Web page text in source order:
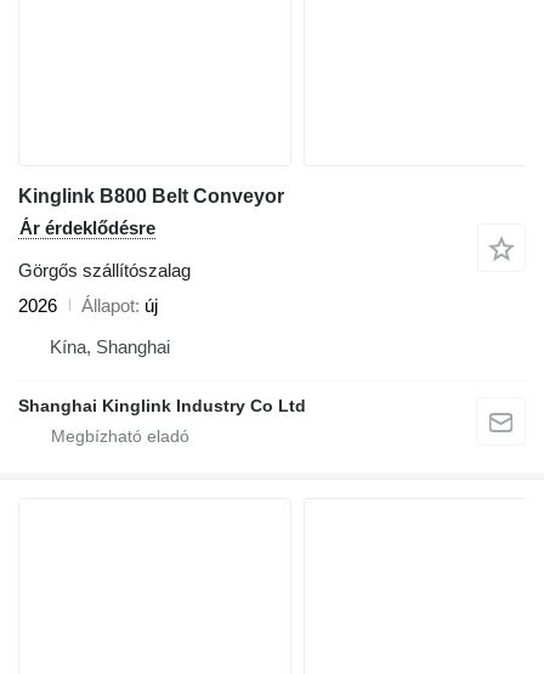
Kinglink B800 Belt Conveyor
Ár érdeklődésre
Görgős szállítószalag
2026
Állapot új
Kína, Shanghai
Shanghai Kinglink Industry Co Ltd